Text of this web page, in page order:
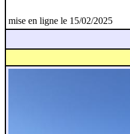
mise en ligne le 15/02/2025